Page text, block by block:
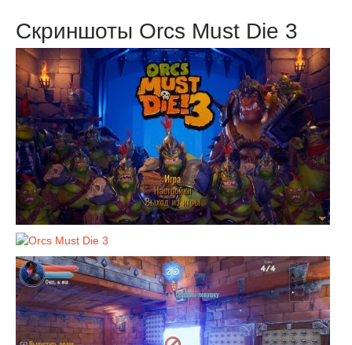
Скриншоты Orcs Must Die 3